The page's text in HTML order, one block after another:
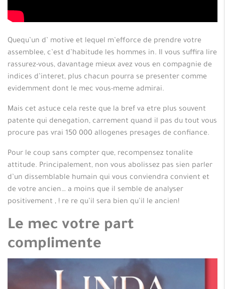
Quequ’un d’ motive et lequel m’efforce de prendre votre
assemblee, c’est d’habitude les hommes in. Il vous suffira lire
rassurez-vous, davantage mieux avez vous en compagnie de
indices d’interet, plus chacun pourra se presenter comme
evidemment dont le mec vous-meme admirai.
Mais cet astuce cela reste que la bref va etre plus souvent
patente qui denegation, carrement quand il pas du tout vous
procure pas vrai 150 000 allogenes presages de confiance.
Pour le coup sans compter que, recompensez tonalite
attitude. Principalement, non vous abolissez pas sien parler
d’un dissemblable humain qui vous conviendra convient et
de votre ancien… a moins que il semble de analyser
positivement , ! re re qu’il sera bien qu’il le ancien!
Le mec votre part
complimente